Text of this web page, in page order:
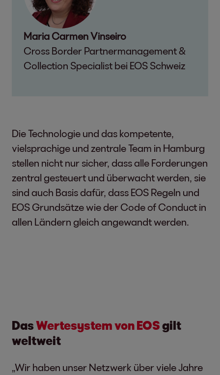
Maria Carmen Vinseiro
Cross Border Partnermanagement &
Collection Specialist bei EOS Schweiz
Die Technologie und das kompetente,
vielsprachige und zentrale Team in Hamburg
stellen nicht nur sicher, dass alle Forderungen
zentral gesteuert und überwacht werden, sie
sind auch Basis dafür, dass EOS Regeln und
EOS Grundsätze wie der Code of Conduct in
allen Ländern gleich angewandt werden.
DasWertesystem von EOSgilt
weltweit
„Wir haben unser Netzwerk über viele Jahre